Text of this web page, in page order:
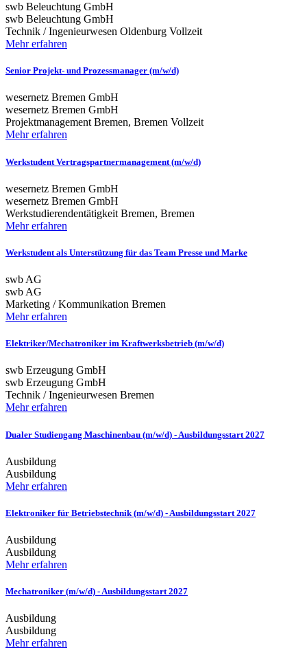
swb Beleuchtung GmbH
swb Beleuchtung GmbH
Technik / Ingenieurwesen Oldenburg Vollzeit
Mehr erfahren
Senior Projekt- und Prozessmanager (m/w/d)
wesernetz Bremen GmbH
wesernetz Bremen GmbH
Projektmanagement Bremen, Bremen Vollzeit
Mehr erfahren
Werkstudent Vertragspartnermanagement (m/w/d)
wesernetz Bremen GmbH
wesernetz Bremen GmbH
Werkstudierendentätigkeit Bremen, Bremen
Mehr erfahren
Werkstudent als Unterstützung für das Team Presse und Marke
swb AG
swb AG
Marketing / Kommunikation Bremen
Mehr erfahren
Elektriker/Mechatroniker im Kraftwerksbetrieb (m/w/d)
swb Erzeugung GmbH
swb Erzeugung GmbH
Technik / Ingenieurwesen Bremen
Mehr erfahren
Dualer Studiengang Maschinenbau (m/w/d) - Ausbildungsstart 2027
Ausbildung
Ausbildung
Mehr erfahren
Elektroniker für Betriebstechnik (m/w/d) - Ausbildungsstart 2027
Ausbildung
Ausbildung
Mehr erfahren
Mechatroniker (m/w/d) - Ausbildungsstart 2027
Ausbildung
Ausbildung
Mehr erfahren